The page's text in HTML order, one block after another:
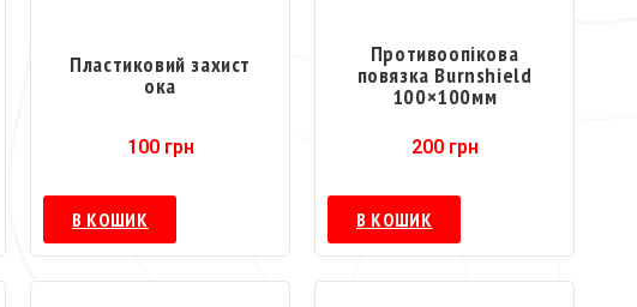
Пластиковий захист
ока
100 грн
В КОШИК
Противоопікова
повязка Burnshield
100×100мм
200 грн
В КОШИК